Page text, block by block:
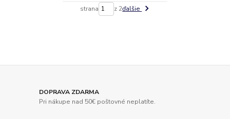
strana z 2ďalšie
DOPRAVA ZDARMA
Pri nákupe nad 50€ poštovné neplatíte.